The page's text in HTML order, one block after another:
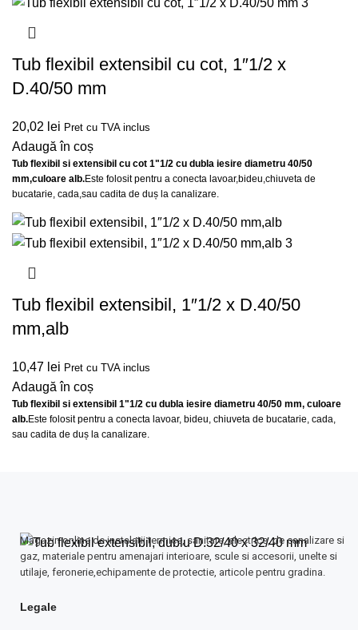
Tub flexibil extensibil cu cot, 1″1/2 x
D.40/50 mm
20,02 lei Pret cu TVA inclus
Adaugă în coș
Tub flexibil si extensibil cu cot 1"1/2 cu dubla iesire diametru 40/50
mm,culoare alb.Este folosit pentru a conecta lavoar,bideu,chiuveta de
bucatarie, cada,sau cadita de duș la canalizare.
Tub flexibil extensibil, 1″1/2 x D.40/50
mm,alb
10,47 lei Pret cu TVA inclus
Adaugă în coș
Tub flexibil si extensibil 1"1/2 cu dubla iesire diametru 40/50 mm, culoare
alb.Este folosit pentru a conecta lavoar, bideu, chiuveta de bucatarie, cada,
sau cadita de duș la canalizare.
Magazin online de instalatii termice, sanitare, electrice, de canalizare si
gaz, materiale pentru amenajari interioare, scule si accesorii, unelte si
utilaje, feronerie,echipamente de protectie, articole pentru gradina.
Legale